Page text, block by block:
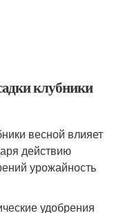
клубники
весной влияет
действию
урожайность
удобрения